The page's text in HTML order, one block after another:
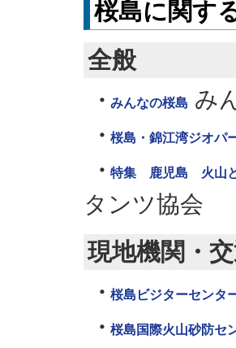
桜島に関す
全般
みんなの桜島 み
桜島・錦江湾ジオパ
特集 鹿児島 火山と
タンツ協会
現地機関・
桜島ビジターセンタ
桜島国際火山砂防セ